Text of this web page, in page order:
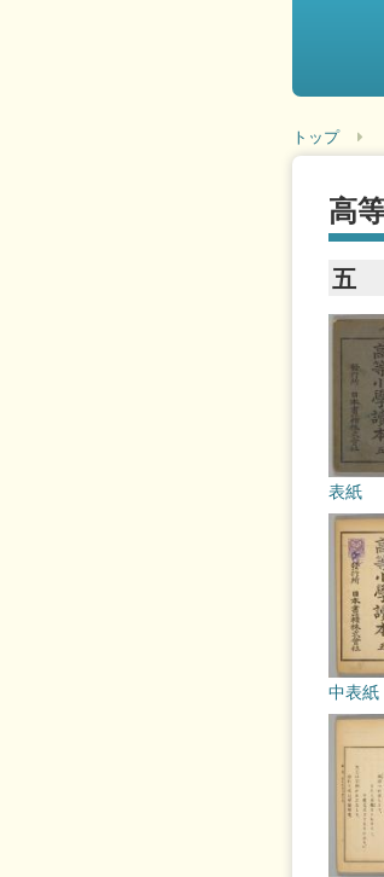
トップ
高
五
表紙
中表紙